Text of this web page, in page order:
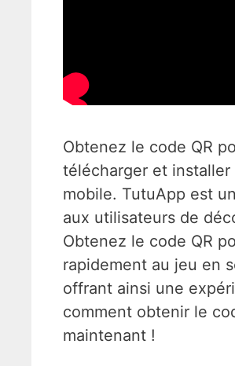
Obtenez le code QR
télécharger et
mobile. TutuApp est
aux utilisateurs de
Obtenez le code QR
rapidement au jeu en
offrant ainsi une
comment obtenir le
maintenant !